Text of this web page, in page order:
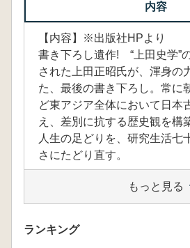
内容
【内容】※出版社HPより
書き下ろし遺作! “上田史学”
された上田正昭氏が、渾身の
た、最後の書き下ろし。常に
ど東アジア全体において日本
え、差別に抗する歴史観を構
人生の足どりを、研究生活七
さにたどり直す。
もっと見る
ランキング